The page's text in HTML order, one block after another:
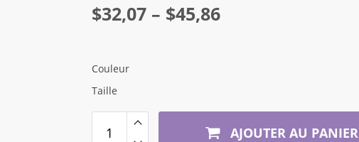
$32,07 – $45,86
Plage
$32,07
à
$45,86
Couleur
Taille
AJOUTER AU PANIER